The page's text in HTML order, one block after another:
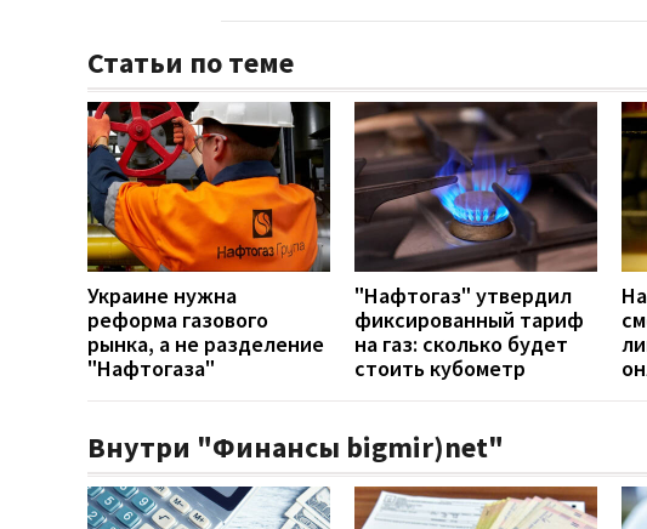
Статьи по теме
Украине нужна
реформа газового
рынка, а не разделение
"Нафтогаза"
"Нафтогаз" утвердил
фиксированный тариф
на газ: сколько будет
стоить кубометр
Внутри "Финансы bigmir)net"